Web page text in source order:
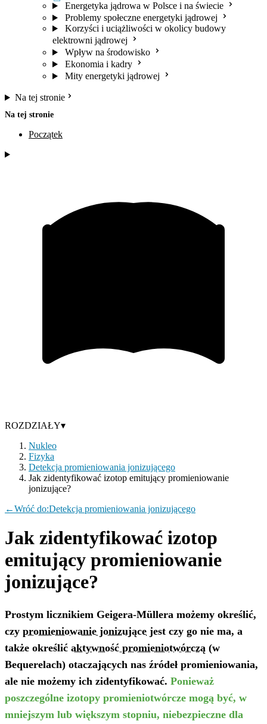
Energetyka jądrowa w Polsce i na świecie
Problemy społeczne energetyki jądrowej
Korzyści i uciążliwości w okolicy budowy
elektrowni jądrowej
Wpływ na środowisko
Ekonomia i kadry
Mity energetyki jądrowej
Na tej stronie
Na tej stronie
Początek
ROZDZIAŁY▾
Nukleo
Fizyka
Detekcja promieniowania jonizującego
Jak zidentyfikować izotop emitujący promieniowanie
jonizujące?
←Wróć do:Detekcja promieniowania jonizującego
Jak zidentyfikować izotop
emitujący promieniowanie
jonizujące?
Prostym licznikiem Geigera-Müllera możemy określić,
czy promieniowanie jonizujące jest czy go nie ma, a
także określić aktywność promieniotwórczą (w
Bequerelach) otaczających nas źródeł promieniowania,
ale nie możemy ich zidentyfikować. Ponieważ
poszczególne izotopy promieniotwórcze mogą być, w
mniejszym lub większym stopniu, niebezpieczne dla